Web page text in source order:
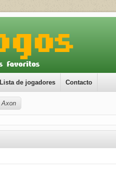
Lista de jogadores Contacto
Axon